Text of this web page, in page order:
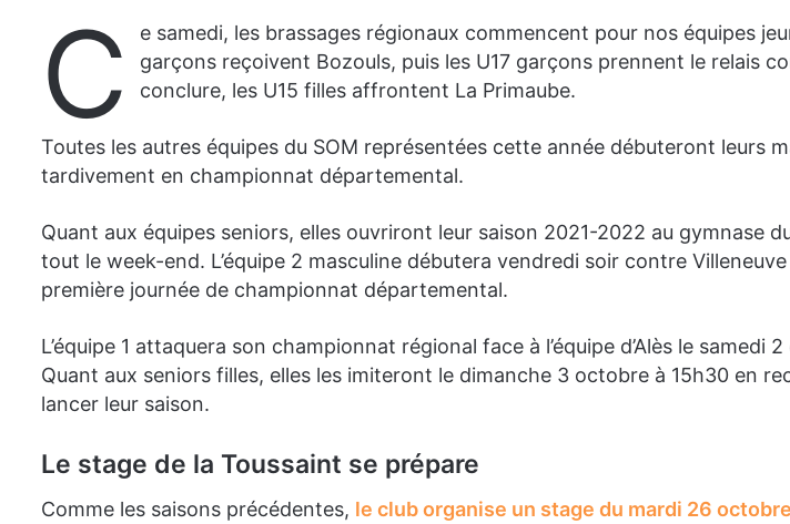
C
e samedi, les brassages régionaux commencent pour nos équipes
garçons reçoivent Bozouls, puis les U17 garçons prennent le relais
conclure, les U15 filles affrontent La Primaube.
Toutes les autres équipes du SOM représentées cette année débuteront leurs
tardivement en championnat départemental.
Quant aux équipes seniors, elles ouvriront leur saison 2021-2022 au gymnase
tout le week-end. L’équipe 2 masculine débutera vendredi soir contre
première journée de championnat départemental.
L’équipe 1 attaquera son championnat régional face à l’équipe d’Alès le samedi
Quant aux seniors filles, elles les imiteront le dimanche 3 octobre à 15h30 en
lancer leur saison.
Le stage de la Toussaint se prépare
Comme les saisons précédentes, le club organise un stage du mardi 26